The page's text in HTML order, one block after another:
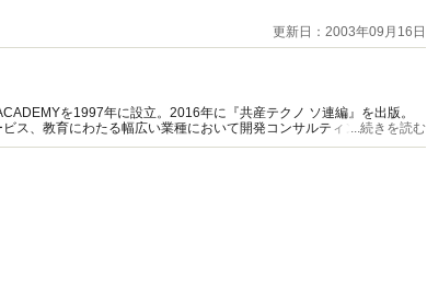
更新日：2003年09月16日
を1997年に設立。2016年に『共産テクノ ソ連編』を出版。
ス、教育にわたる幅広い業種において開発コンサルティングに従事。
...続きを読む